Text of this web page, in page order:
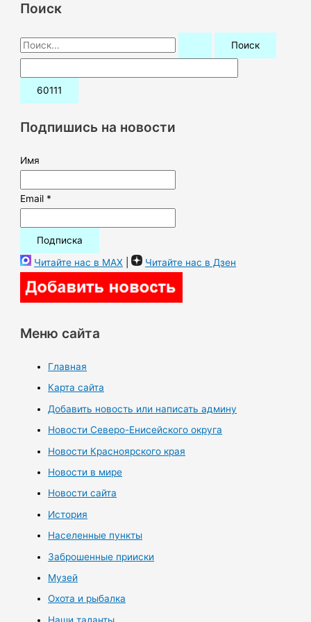
Поиск
П
о
и
:Подпишись на новости
Имя
Email *
Читайте нас в MAX | Читайте нас в Дзен
Меню сайта
Главная
Карта сайта
Добавить новость или написать админу
Новости Северо-Енисейского округа
Новости Красноярского края
Новости в мире
Новости сайта
История
Населенные пункты
Заброшенные прииски
Музей
Охота и рыбалка